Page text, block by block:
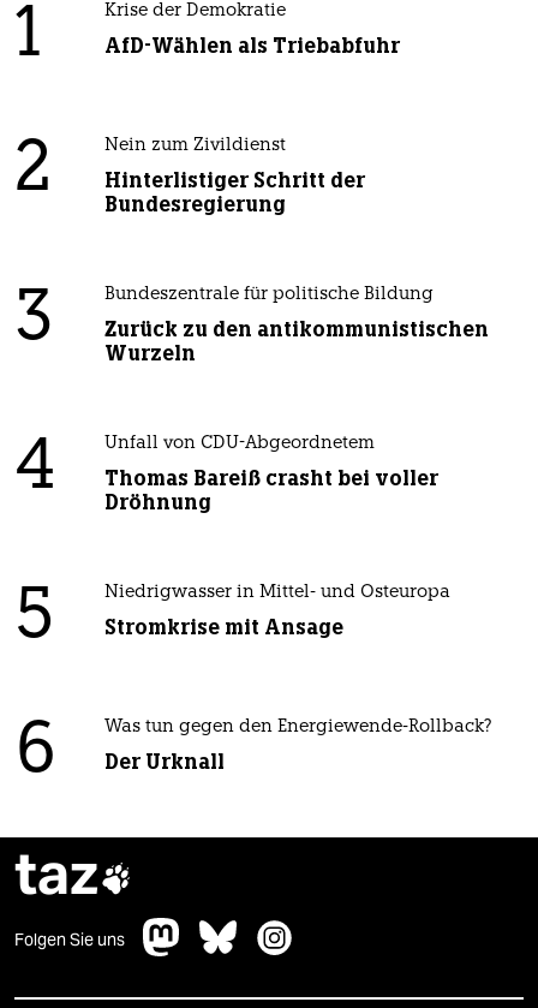
1 Krise der Demokratie
AfD-Wählen als Triebabfuhr
2 Nein zum Zivildienst
Hinterlistiger Schritt der
Bundesregierung
3 Bundeszentrale für politische Bildung
Zurück zu den antikommunistischen
Wurzeln
4 Unfall von CDU-Abgeordnetem
Thomas Bareiß crasht bei voller
Dröhnung
5 Niedrigwasser in Mittel- und Osteuropa
Stromkrise mit Ansage
6 Was tun gegen den Energiewende-Rollback?
Der Urknall
taz
Folgen Sie uns